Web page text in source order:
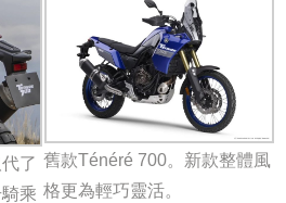
了
乘
舊款Ténéré 700。新款整體風
格更為輕巧靈活。